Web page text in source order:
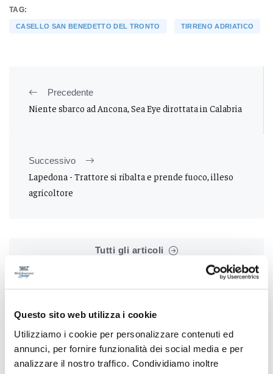
Questo sito web utilizza i cookie
Utilizziamo i cookie per personalizzare contenuti ed
annunci, per fornire funzionalità dei social media e per
analizzare il nostro traffico. Condividiamo inoltre
TAG:
CASELLO SAN BENEDETTO DEL TRONTO TIRRENO ADRIATICO
Precedente
Niente sbarco ad Ancona, Sea Eye dirottata in Calabria
Successivo
Lapedona - Trattore si ribalta e prende fuoco, illeso
agricoltore
Tutti gli articoli
Correlati